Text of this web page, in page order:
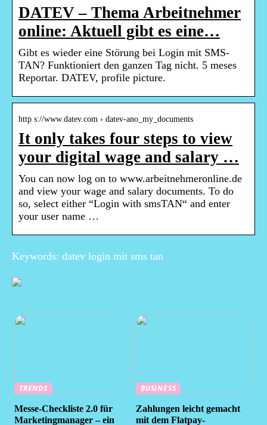
DATEV – Thema Arbeitnehmer
online: Aktuell gibt es eine…
Gibt es wieder eine Störung bei Login mit SMS-
TAN? Funktioniert den ganzen Tag nicht. 5 meses
Reportar. DATEV, profile picture.
http s://www.datev.com › datev-ano_my_documents
It only takes four steps to view
your digital wage and salary …
You can now log on to www.arbeitnehmeronline.de
and view your wage and salary documents. To do
so, select either “Login with smsTAN“ and enter
your user name …
Keywords: datev login mit sms tan
TRENDS
Messe-Checkliste 2.0 für
Marketingmanager – ein
BUSINESS
Zahlungen leicht gemacht
mit dem Flatpay-